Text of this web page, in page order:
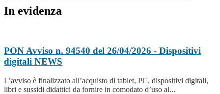
In evidenza
PON Avviso n. 94540 del 26/04/2026 - Dispositivi
digitali NEWS
L’avviso è finalizzato all’acquisto di tablet, PC, dispositivi digitali,
libri e sussidi didattici da fornire in comodato d’uso al...